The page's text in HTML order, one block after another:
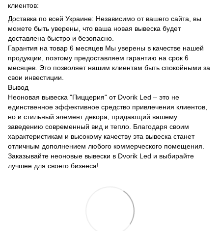
клиентов:
Доставка по всей Украине: Независимо от вашего сайта, вы
можете быть уверены, что ваша новая вывеска будет
доставлена ​​быстро и безопасно.
Гарантия на товар 6 месяцев Мы уверены в качестве нашей
продукции, поэтому предоставляем гарантию на срок 6
месяцев. Это позволяет нашим клиентам быть спокойными за
свои инвестиции.
Вывод
Неоновая вывеска "Пиццерия" от Dvorik Led – это не
единственное эффективное средство привлечения клиентов,
но и стильный элемент декора, придающий вашему
заведению современный вид и тепло. Благодаря своим
характеристикам и высокому качеству эта вывеска станет
отличным дополнением любого коммерческого помещения.
Заказывайте неоновые вывески в Dvorik Led и выбирайте
лучшее для своего бизнеса!